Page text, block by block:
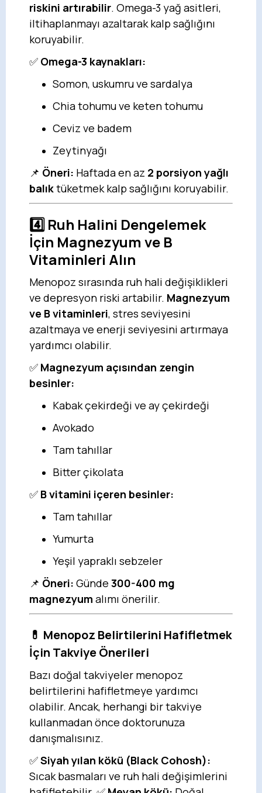
riskini artırabilir. Omega-3 yağ asitleri,
iltihaplanmayı azaltarak kalp sağlığını
koruyabilir.
✅ Omega-3 kaynakları:
Somon, uskumru ve sardalya
Chia tohumu ve keten tohumu
Ceviz ve badem
Zeytinyağı
📌 Öneri: Haftada en az 2 porsiyon yağlı
balıktüketmek kalp sağlığını koruyabilir.
4️⃣Ruh Halini Dengelemek
İçin Magnezyum ve B
Vitaminleri Alın
Menopoz sırasında ruh hali değişiklikleri
ve depresyon riski artabilir. Magnezyum
ve B vitaminleri, stres seviyesini
azaltmaya ve enerji seviyesini artırmaya
yardımcı olabilir.
✅ Magnezyum açısından zengin
besinler:
Kabak çekirdeği ve ay çekirdeği
Avokado
Tam tahıllar
Bitter çikolata
✅ B vitamini içeren besinler:
Tam tahıllar
Yumurta
Yeşil yapraklı sebzeler
📌 Öneri: Günde 300-400 mg
magnezyum alımı önerilir.
💊 Menopoz Belirtilerini Hafifletmek
İçin Takviye Önerileri
Bazı doğal takviyeler menopoz
belirtilerini hafifletmeye yardımcı
olabilir. Ancak, herhangi bir takviye
kullanmadan önce doktorunuza
danışmalısınız.
✅Siyah yılan kökü (Black Cohosh):
Sıcak basmaları ve ruh hali değişimlerini